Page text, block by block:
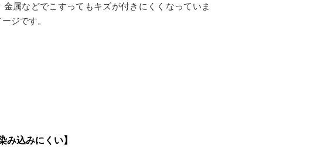
金属などでこすってもキズが付きにくくなっていま
ジです。
み込みにくい】